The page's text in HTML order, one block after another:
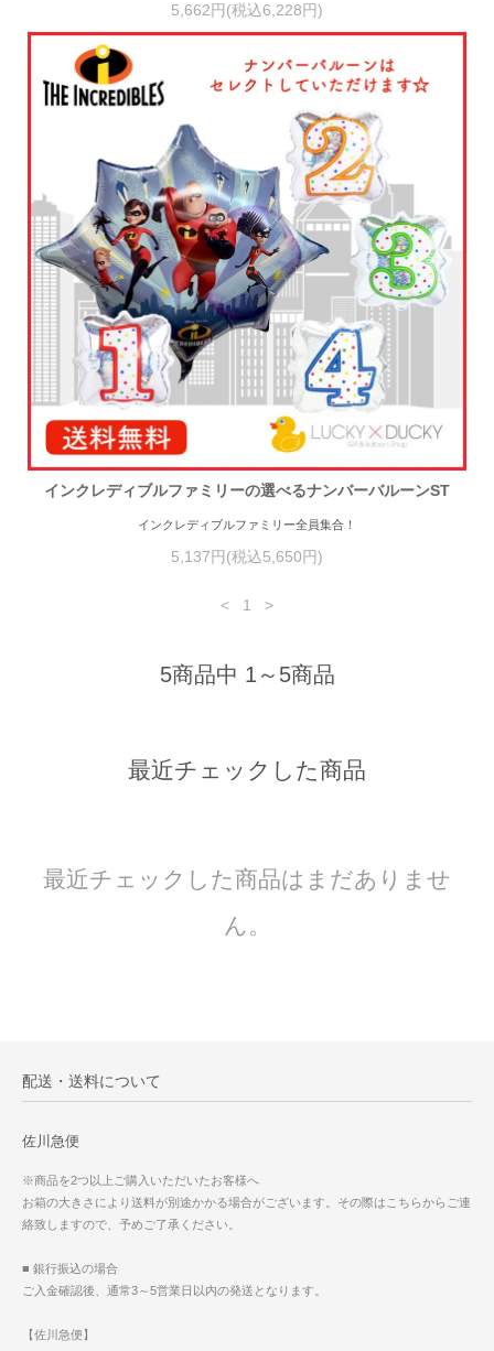
5,662円(税込6,228円)
インクレディブルファミリーの選べるナンバーバルーンST
インクレディブルファミリー全員集合！
5,137円(税込5,650円)
< 1 >
5商品中 1～5商品
最近チェックした商品
最近チェックした商品はまだありませ
ん。
配送・送料について
佐川急便
※商品を2つ以上ご購入いただいたお客様へ
お箱の大きさにより送料が別途かかる場合がございます。その際はこちらからご連
絡致しますので、予めご了承ください。
■ 銀行振込の場合
ご入金確認後、通常3～5営業日以内の発送となります。
【佐川急便】